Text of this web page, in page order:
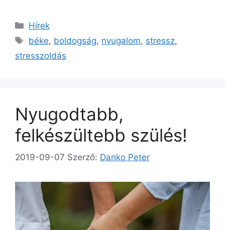
Kategória
Hírek
Címkék
béke, boldogság, nyugalom, stressz,
stresszoldás
Nyugodtabb,
felkészültebb szülés!
2019-09-07 Szerző: Danko Peter